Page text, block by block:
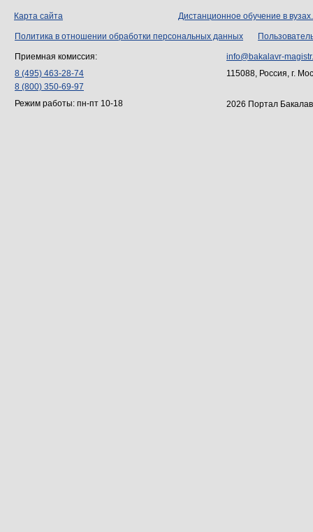
Карта сайта Дистанционное обучение в
Политика в отношении обработки персональных данных
Приемная комиссия:
8 (495) 463-28-74
8 (800) 350-69-97
Режим работы: пн-пт 10-18
info@bakalavr-
115088, Россия, г.
2026 Портал